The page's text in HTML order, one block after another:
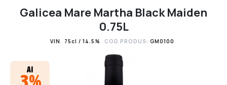
Galicea Mare Martha Black Maiden
0.75L
VIN 75cl / 14.5% COD PRODUS: GM0100
AI